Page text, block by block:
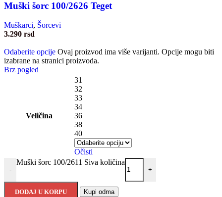
Muški šorc 100/2626 Teget
Muškarci, Šorcevi
3.290 rsd
Odaberite opcije Ovaj proizvod ima više varijanti. Opcije mogu biti
izabrane na stranici proizvoda.
Brz pogled
Veličina
31
32
33
34
36
38
40
Očisti
-
Muški šorc 100/2611 Siva količina
+
DODAJ U KORPU Kupi odma